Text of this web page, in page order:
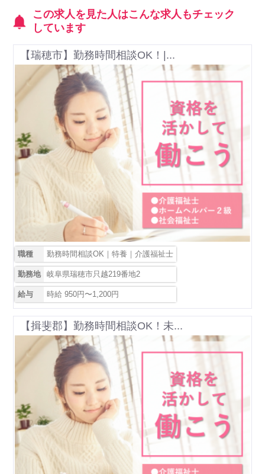
この求人を見た人はこんな求人もチェック
しています
【瑞穂市】勤務時間相談OK！|...
職種 勤務時間相談OK｜特養｜介護福祉士
勤務地 岐阜県瑞穂市只越219番地2
給与 時給 950円〜1,200円
【揖斐郡】勤務時間相談OK！未...